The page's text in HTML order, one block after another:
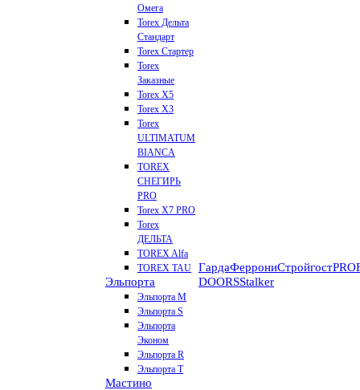
Омега
Torex Дельта
Стандарт
Torex Стартер
Torex
Заказные
Torex Х5
Torex Х3
Torex
ULTIMATUM
BIANCA
TOREX
СНЕГИРЬ
PRO
Torex X7 PRO
Torex
ДЕЛЬТА
TOREX Alfa
TOREX TAU
Эльпорта
Эльпорта M
Эльпорта S
Эльпорта
Эконом
Эльпорта R
Эльпорта Т
Мастино
ГардаФеррониСтройгост
DOORSStalker